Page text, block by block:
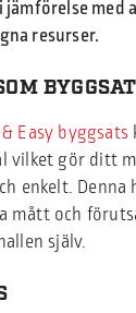
med
resurser.
Easy byggsats
vilket gör ditt
enkelt. Denna
mått och
själv.